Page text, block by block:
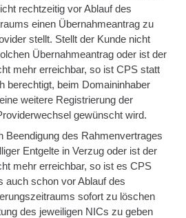
rechtzeitig vor Ablauf des
einen Übernahmeantrag zu
stellt. Stellt der Kunde nicht
Übernahmeantrag oder ist der
mehr erreichbar, so ist CPS statt
berechtigt, beim Domaininhaber
weitere Registrierung der
gewünscht wird.
Beendigung des Rahmenvertrages
Entgelte in Verzug oder ist der
mehr erreichbar, so ist es CPS
auch schon vor Ablauf des
sofort zu löschen
des jeweiligen NICs zu geben